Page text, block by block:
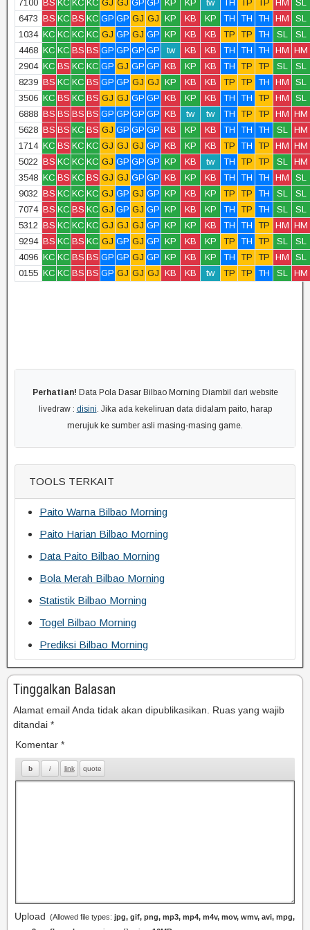
7100 BS KC KC KC GJ GJ GP GP KP KP tw TH TP TP HM
SL
6473 BS KC BS KC GP GP GJ GJ KP KB KP TH TH TH HM
SL
1034 KC KC KC KC GJ GP GJ GP KP KB KB TP TP TH SL
SL
4468 KC KC BS BS GP GP GP GP tw KB KB TH TH TH HM HM
2904 KC BS KC KC GP GJ GP GP KB KP KB TH TP TP SL
SL
8239 BS KC KC BS GP GP GJ GJ KP KB KB TP TP TH HM
SL
3506 KC BS KC BS GJ GJ GP GP KB KP KB TH TH TP HM
SL
6888 BS BS BS BS GP GP GP GP KB tw tw TH TP TP HM HM
5628 BS BS KC BS GJ GP GP GP KB KP KB TH TH TH SL HM
1714 KC BS KC KC GJ GJ GJ GP KB KP KB TP TH TP HM HM
5022 BS KC KC KC GJ GP GP GP KP KB tw TH TP TP SL HM
3548 KC BS KC BS GJ GJ GP GP KB KP KB TH TH TH HM
SL
9032 BS KC KC KC GJ GP GJ GP KP KB KP TP TP TH SL
SL
7074 BS KC BS KC GJ GP GJ GP KP KB KP TH TP TH SL
SL
5312 BS KC KC KC GJ GJ GJ GP KP KP KB TH TH TP HM HM
9294 BS KC BS KC GJ GP GJ GP KP KB KP TP TH TP SL
SL
4096 KC KC BS BS GP GP GJ GP KP KB KP TH TP TP HM
SL
0155 KC KC BS BS GP GJ GJ GJ KB KB tw TP TP TH SL HM
Perhatian! Data Pola Dasar Bilbao Morning Diambil dari website
livedraw : disini. Jika ada kekeliruan data didalam paito, harap
merujuk ke sumber asli masing-masing game.
TOOLS TERKAIT
Paito Warna Bilbao Morning
Paito Harian Bilbao Morning
Data Paito Bilbao Morning
Bola Merah Bilbao Morning
Statistik Bilbao Morning
Togel Bilbao Morning
Prediksi Bilbao Morning
Tinggalkan Balasan
Alamat email Anda tidak akan dipublikasikan.
Ruas yang wajib
ditandai *
Komentar *
Upload (Allowed file types: jpg, gif, png, mp3, mp4, m4v, mov, wmv, avi, mpg,